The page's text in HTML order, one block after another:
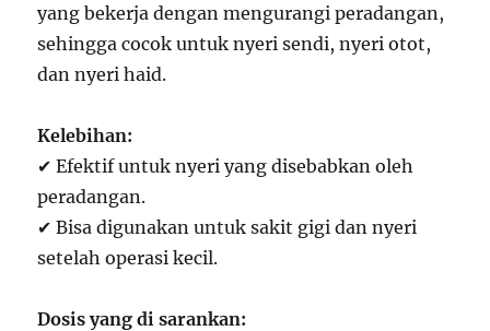
yang bekerja dengan mengurangi peradangan,
sehingga cocok untuk nyeri sendi, nyeri otot,
dan nyeri haid.
Kelebihan:
✔ Efektif untuk nyeri yang disebabkan oleh
peradangan.
✔ Bisa digunakan untuk sakit gigi dan nyeri
setelah operasi kecil.
Dosis yang di sarankan: